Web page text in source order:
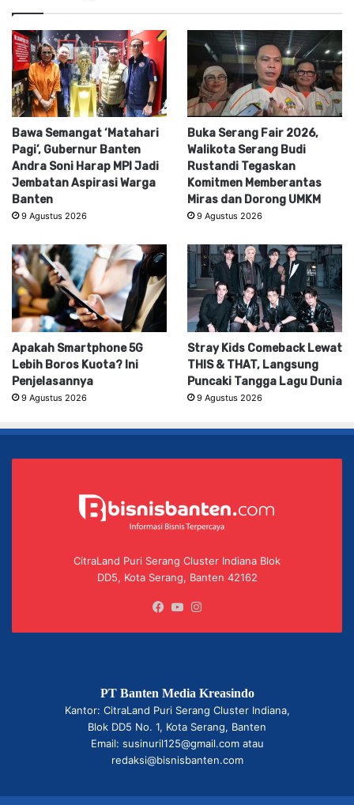
Bawa Semangat ‘Matahari
Pagi’, Gubernur Banten
Andra Soni Harap MPI Jadi
Jembatan Aspirasi Warga
Banten
9 Agustus 2026
Buka Serang Fair 2026,
Walikota Serang Budi
Rustandi Tegaskan
Komitmen Memberantas
Miras dan Dorong UMKM
9 Agustus 2026
Apakah Smartphone 5G
Lebih Boros Kuota? Ini
Penjelasannya
9 Agustus 2026
Stray Kids Comeback Lewat
THIS & THAT, Langsung
Puncaki Tangga Lagu Dunia
9 Agustus 2026
CitraLand Puri Serang Cluster Indiana Blok
DD5, Kota Serang, Banten 42162
Facebook
YouTube
PT Banten Media Kreasindo
Kantor: CitraLand Puri Serang Cluster Indiana,
Blok DD5 No. 1, Kota Serang, Banten
Email: susinuril125@gmail.com atau
redaksi@bisnisbanten.com